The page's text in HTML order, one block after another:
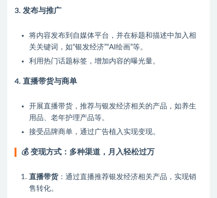
3. 发布与推广
将内容发布到自媒体平台，并在标题和描述中加入相
关关键词，如“银发经济”“AI绘画”等。
利用热门话题标签，增加内容的曝光量。
4. 直播带货与商单
开展直播带货，推荐与银发经济相关的产品，如养生
用品、老年护理产品等。
接受品牌商单，通过广告植入实现变现。
💰 变现方式：多种渠道，月入轻松过万
直播带货：通过直播推荐银发经济相关产品，实现销
售转化。